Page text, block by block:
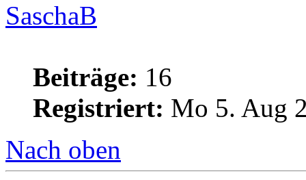
SaschaB
Beiträge: 16
Registriert: Mo 5. Aug
Nach oben